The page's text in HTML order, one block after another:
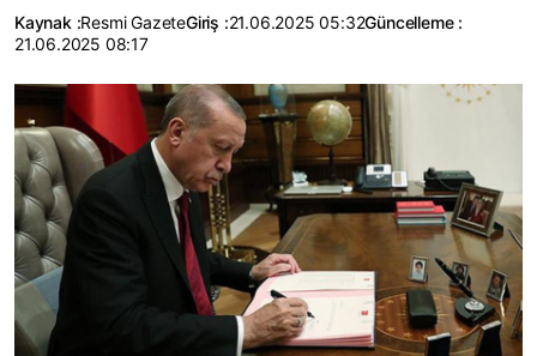
Kaynak :Resmi GazeteGiriş :21.06.2025 05:32Güncelleme :
21.06.2025 08:17